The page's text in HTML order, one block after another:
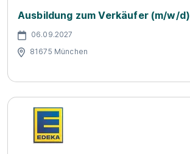
Ausbildung zum Verkäufer (m/w/d)
06.09.2027
81675 München